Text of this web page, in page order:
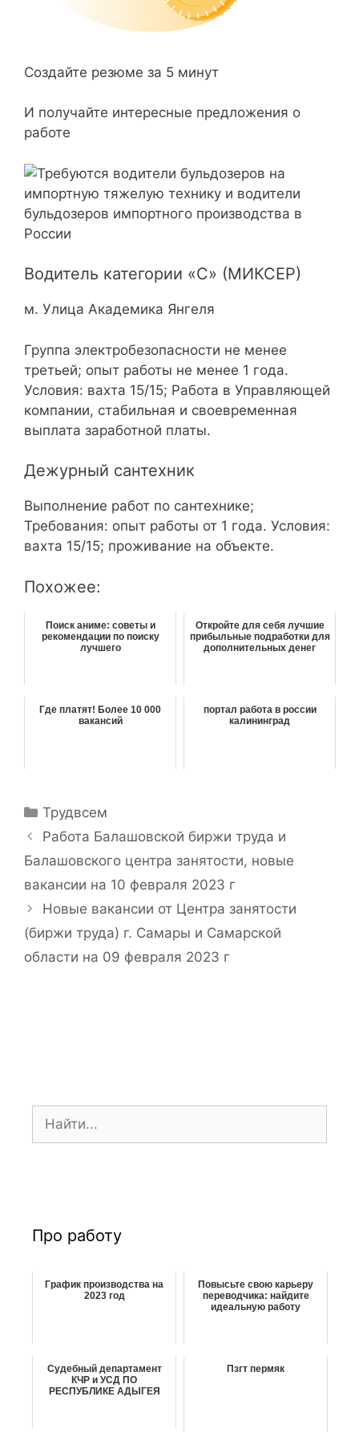
Создайте резюме за 5 минут
И получайте интересные предложения о
работе
Водитель категории «С» (МИКСЕР)
м. Улица Академика Янгеля
Группа электробезопасности не менее
третьей; опыт работы не менее 1 года.
Условия: вахта 15/15; Работа в Управляющей
компании, стабильная и своевременная
выплата заработной платы.
Дежурный сантехник
Выполнение работ по сантехнике;
Требования: опыт работы от 1 года. Условия:
вахта 15/15; проживание на объекте.
Похожее:
Поиск аниме: советы и
рекомендации по поиску
лучшего
Откройте для себя лучшие
прибыльные подработки для
дополнительных денег
Где платят! Более 10 000
вакансий
портал работа в россии
калининград
Р
у
р
и
к
и
Трудвсем
Н
а
и
г
а
ц
Работа Балашовской биржи труда и
Балашовского центра занятости, новые
вакансии на 10 февраля 2023 г
Новые вакансии от Центра занятости
(биржи труда) г. Самары и Самарской
области на 09 февраля 2023 г
Про работу
График производства на
2023 год
Повысьте свою карьеру
переводчика: найдите
идеальную работу
Судебный департамент
КЧР и УСД ПО
РЕСПУБЛИКЕ АДЫГЕЯ
Пзгт пермяк